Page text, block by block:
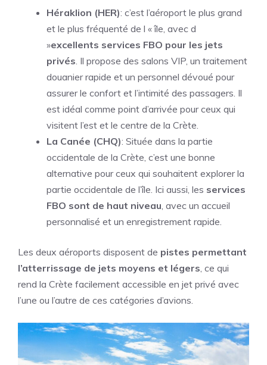
Héraklion (HER): c’est l’aéroport le plus grand
et le plus fréquenté de l « île, avec d
»excellents services FBO pour les jets
privés . Il propose des salons VIP, un traitement
douanier rapide et un personnel dévoué pour
assurer le confort et l’intimité des passagers. Il
est idéal comme point d’arrivée pour ceux qui
visitent l’est et le centre de la Crète.
La Canée (CHQ): Située dans la partie
occidentale de la Crète, c’est une bonne
alternative pour ceux qui souhaitent explorer la
partie occidentale de l’île. Ici aussi, les services
FBO sont de haut niveau , avec un accueil
personnalisé et un enregistrement rapide.
Les deux aéroports disposent de pistes permettant
l’atterrissage de jets moyens et légers , ce qui
rend la Crète facilement accessible en jet privé avec
l’une ou l’autre de ces catégories d’avions.